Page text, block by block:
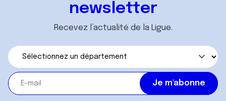
newsletter
Recevez l’actualité de la Ligue.